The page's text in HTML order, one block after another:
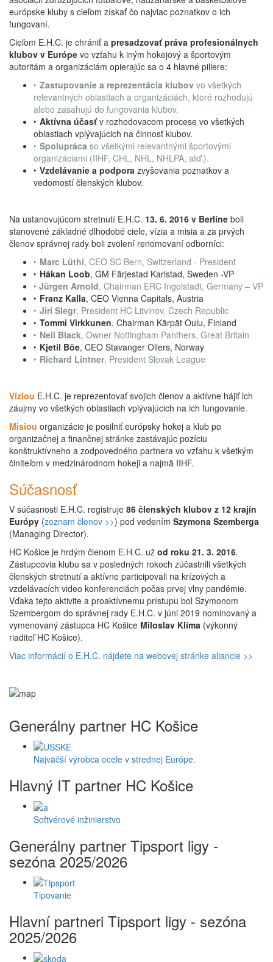
európske kluby s cieľom získať čo najviac poznatkov o ich
fungovaní.
Cieľom E.H.C. je chrániť a presadzovať práva profesionálnych
klubov v Európe vo vzťahu k iným hokejový a športovým
autoritám a organizáciám opierajúc sa o 4 hlavné piliere:
‣ Zastupovanie a reprezentácia klubov vo všetkých
relevantných oblastiach a organizáciách, ktoré rozhodujú
alebo zasahujú do fungovania klubov.
‣ Aktívna účasťv rozhodovacom procese vo všetkých
oblastiach vplývajúcich na činnosť klubov.
‣ Spolupráca so všetkými relevantnými športovými
organizáciami (IIHF, CHL, NHL, NHLPA, atď.).
‣ Vzdelávanie a podpora zvyšovania poznatkov a
vedomostí členských klubov.
Na ustanovujúcom stretnutí E.H.C. 13. 6. 2016 v Berlíne boli
stanovené základné dlhodobé ciele, vízia a misia a za prvých
členov správnej rady boli zvolení renomovaní odborníci:
‣ Marc Lüthi, CEO SC Bern, Switzerland - President
‣ Håkan Loob, GM Färjestad Karlstad, Sweden -VP
‣ Jürgen Arnold, Chairman ERC Ingolstadt, Germany – VP
‣ Franz Kalla, CEO Vienna Capitals, Austria
‣ Jiri Slegr, President HC Litvinov, Czech Republic
‣ Tommi Virkkunen, Chairman Kärpät Oulu, Finland
‣ Neil Black, Owner Nottingham Panthers, Great Britain
‣ Kjetil Böe, CEO Stavanger Oilers, Norway
‣ Richard Lintner, President Slovak League
Víziou E.H.C. je reprezentovať svojich členov a aktívne hájiť ich
záujmy vo všetkých oblastiach vplývajúcich na ich fungovanie.
Misiou organizácie je posilniť európsky hokej a klub po
organizačnej a finančnej stránke zastávajúc pozíciu
konštruktívneho a zodpovedného partnera vo vzťahu k všetkým
činiteľom v medzinárodnom hokeji a najmä IIHF.
Súčasnosť
V súčasnosti E.H.C. registruje 86 členských klubov z 12 krajín
Európy (zoznam členov >>) pod vedením Szymona Szemberga
(Managing Director).
HC Košice je hrdým členom E.H.C. už od roku 21. 3. 2016.
Zástupcovia klubu sa v posledných rokoch zúčastnili všetkých
členských stretnutí a aktívne participovali na krízových a
vzdelávacích video konferenciách počas prvej vlny pandémie.
Vďaka tejto aktivite a proaktívnemu prístupu bol Szymonom
Szembergom do správnej rady E.H.C. v júni 2019 nominovaný a
vymenovaný zástupca HC Košice Miloslav Klíma (výkonný
riaditeľ HC Košice).
Viac informácií o E.H.C. nájdete na webovej stránke aliancie >>
Generálny partner HC Košice
Najväčší výrobca ocele v strednej Európe.
Hlavný IT partner HC Košice
Softvérové inžinierstvo
Generálny partner Tipsport ligy -
sezóna 2025/2026
Tipovanie
Hlavní partneri Tipsport ligy - sezóna
2025/2026